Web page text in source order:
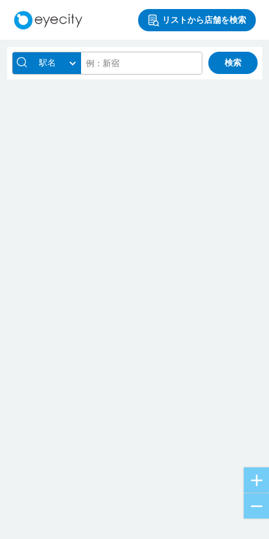
リストから店舗を検索
駅名 検索